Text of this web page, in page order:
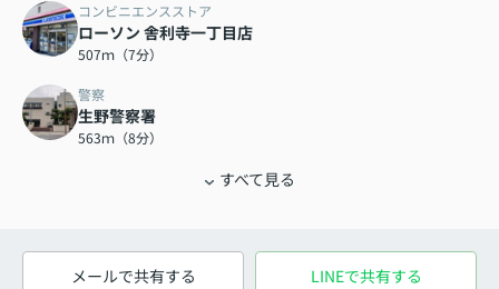
コンビニエンスストア
ローソン 舎利寺一丁目店
507ｍ（7分）
警察
生野警察署
563ｍ（8分）
すべて見る
メールで共有する LINEで共有する